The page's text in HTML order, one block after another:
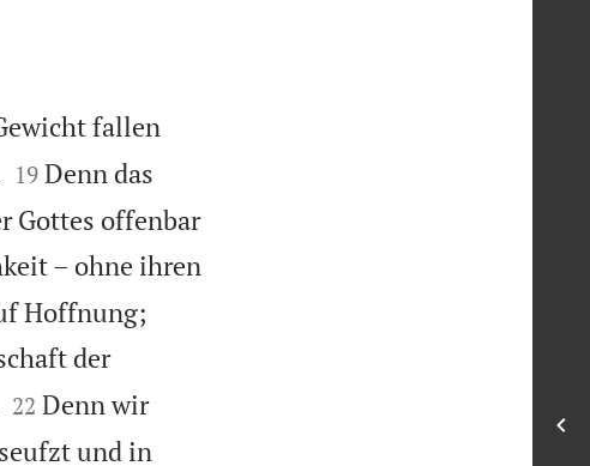
fallen

19 Denn das
Gottes offenbar
– ohne ihren
Hoffnung;
der

22 Denn wir
und in